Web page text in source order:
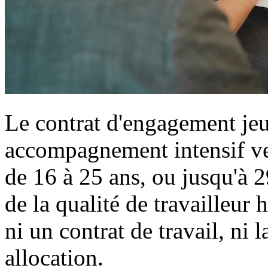
Le contrat d'engagement
accompagnement intensif
de 16 à 25 ans, ou jusqu'à
de la qualité de travailleur
ni un contrat de travail, ni
allocation.